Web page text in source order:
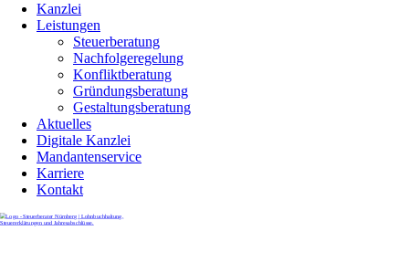
Kanzlei
Leistungen
Steuerberatung
Nachfolgeregelung
Konfliktberatung
Gründungsberatung
Gestaltungsberatung
Aktuelles
Digitale Kanzlei
Mandantenservice
Karriere
Kontakt